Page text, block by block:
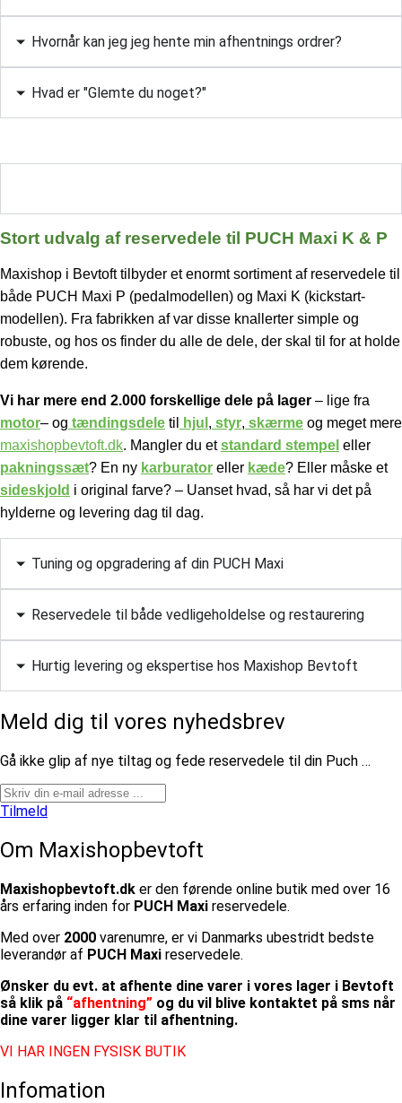
Hvornår kan jeg jeg hente min afhentnings ordrer?
Hvad er "Glemte du noget?"
Stort udvalg af reservedele til PUCH Maxi K & P
Maxishop i Bevtoft tilbyder et enormt sortiment af reservedele til
både PUCH Maxi P (pedalmodellen) og Maxi K (kickstart-
modellen). Fra fabrikken af var disse knallerter simple og
robuste, og hos os finder du alle de dele, der skal til for at holde
dem kørende.
Vi har mere end 2.000 forskellige dele på lager – lige fra
motor– og tændingsdele til hjul , styr, skærme og meget mere
maxishopbevtoft.dk. Mangler du etstandard stempel eller
pakningssæt? En ny karburator eller kæde? Eller måske et
sideskjold i original farve? – Uanset hvad, så har vi det på
hylderne og levering dag til dag.
Tuning og opgradering af din PUCH Maxi
Reservedele til både vedligeholdelse og restaurering
Hurtig levering og ekspertise hos Maxishop Bevtoft
Meld dig til vores nyhedsbrev
​Gå ikke glip af nye tiltag og fede reservedele til din Puch …
Tilmeld
Om Maxishopbevtoft
Maxishopbevtoft.dk er den førende online butik med over 16
års erfaring inden for PUCH Maxi reservedele.
Med over 2000 varenumre, er vi Danmarks ubestridt bedste
leverandør af PUCH Maxi reservedele.
Ønsker du evt. at afhente dine varer i vores lager i Bevtoft
så klik på “afhentning” og du vil blive kontaktet på sms når
dine varer ligger klar til afhentning.
VI HAR INGEN FYSISK BUTIK
Infomation